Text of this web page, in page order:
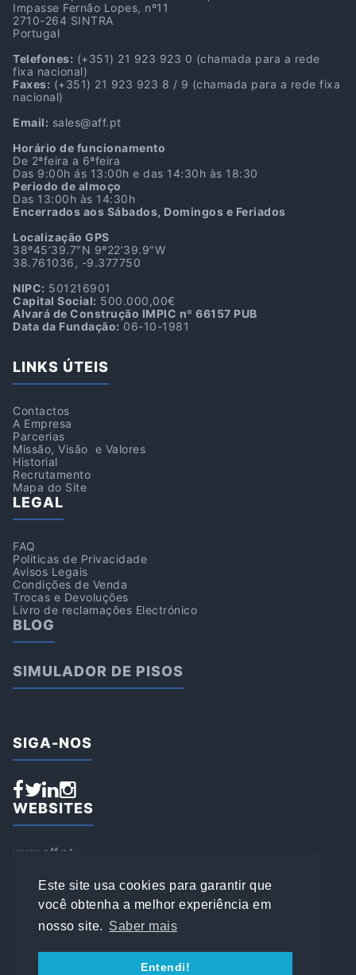
Este site usa cookies para garantir que
você obtenha a melhor experiência em
nosso site. Saber mais
Entendi!
Impasse Fernão Lopes, nº11
2710-264 SINTRA
Portugal
Telefones: (+351) 21 923 923 0 (chamada para a rede
fixa nacional)
Faxes: (+351) 21 923 923 8 / 9 (chamada para a rede fixa
nacional)
Email: sales@aff.pt
Horário de funcionamento
De 2ªfeira a 6ªfeira
Das 9:00h ás 13:00h e das 14:30h às 18:30
Periodo de almoço
Das 13:00h às 14:30h
Encerrados aos Sábados, Domingos e Feriados
Localização GPS
38º45’39.7″N 9º22’39.9″W
38.761036, -9.377750
NIPC: 501216901
Capital Social: 500.000,00€
Alvará de Construção IMPIC nº 66157 PUB
Data da Fundação: 06-10-1981
LINKS ÚTEIS
Contactos
A Empresa
Parcerias
Missão, Visão e Valores
Historial
Recrutamento
Mapa do Site
LEGAL
FAQ
Politicas de Privacidade
Avisos Legais
Condições de Venda
Trocas e Devoluções
Livro de reclamações Electrónico
BLOG
SIMULADOR DE PISOS
SIGA-NOS
WEBSITES
www.aff.pt
www.loja.affsports.pt
PESQUISAR